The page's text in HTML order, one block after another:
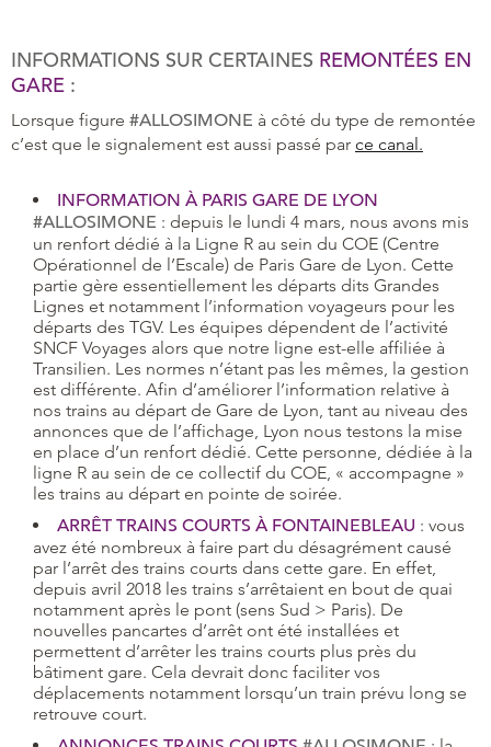
INFORMATIONS SUR CERTAINES REMONTÉES EN
GARE :
Lorsque figure #ALLOSIMONE à côté du type de remontée
c’est que le signalement est aussi passé par ce canal.
INFORMATION À PARIS GARE DE LYON
#ALLOSIMONE : depuis le lundi 4 mars, nous avons mis
un renfort dédié à la Ligne R au sein du COE (Centre
Opérationnel de l’Escale) de Paris Gare de Lyon. Cette
partie gère essentiellement les départs dits Grandes
Lignes et notamment l’information voyageurs pour les
départs des TGV. Les équipes dépendent de l’activité
SNCF Voyages alors que notre ligne est-elle affiliée à
Transilien. Les normes n’étant pas les mêmes, la gestion
est différente. Afin d’améliorer l’information relative à
nos trains au départ de Gare de Lyon, tant au niveau des
annonces que de l’affichage, Lyon nous testons la mise
en place d’un renfort dédié. Cette personne, dédiée à la
ligne R au sein de ce collectif du COE, « accompagne »
les trains au départ en pointe de soirée.
ARRÊT TRAINS COURTS À FONTAINEBLEAU : vous
avez été nombreux à faire part du désagrément causé
par l’arrêt des trains courts dans cette gare. En effet,
depuis avril 2018 les trains s’arrêtaient en bout de quai
notamment après le pont (sens Sud > Paris). De
nouvelles pancartes d’arrêt ont été installées et
permettent d’arrêter les trains courts plus près du
bâtiment gare. Cela devrait donc faciliter vos
déplacements notamment lorsqu’un train prévu long se
retrouve court.